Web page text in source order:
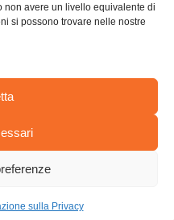
non avere un livello equivalente di
si possono trovare nelle nostre
sulla Privacy
Ticino